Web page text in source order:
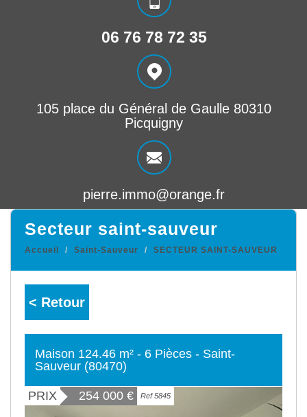
06 76 78 72 35
105 place du Général de Gaulle 80310
Picquigny
pierre.immo@orange.fr
secteur saint-sauveur
Accueil Saint-Sauveur SECTEUR SAINT-SAUVEUR
< Retour
Maison 124.46 m² - 6 Pièces - Saint-
Sauveur (80470)
PRIX 254 000 € Ref 5845